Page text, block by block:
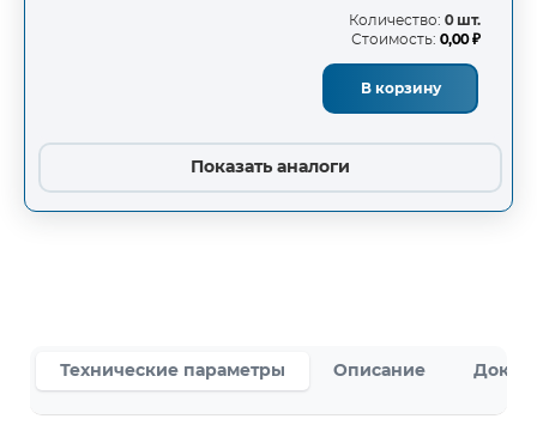
Количество: 0 шт.
Стоимость: 0,00 ₽
В корзину
Показать аналоги
Технические параметры Описание